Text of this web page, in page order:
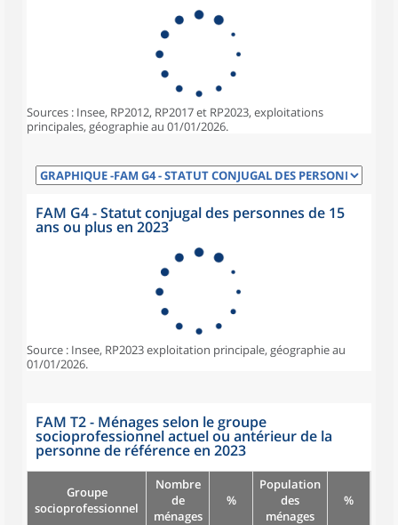
Sources : Insee, RP2012, RP2017 et RP2023, exploitations
principales, géographie au 01/01/2026.
FAM G4 - Statut conjugal des personnes de 15
ans ou plus en 2023
Source : Insee, RP2023 exploitation principale, géographie au
01/01/2026.
FAM T2 - Ménages selon le groupe
socioprofessionnel actuel ou antérieur de la
personne de référence en 2023
Groupe
socioprofessionnel
Nombre
de
ménages
%
Population
des
ménages
%